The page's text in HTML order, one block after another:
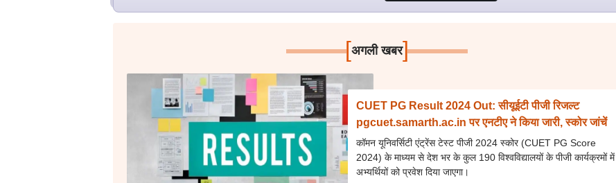
[अगली खबर]
CUET PG Result 2024 Out: सीयूईटी पीजी रिजल्ट
pgcuet.samarth.ac.in पर एनटीए ने किया जारी, स्कोर जांचें
कॉमन यूनिवर्सिटी एंट्रेंस टेस्ट पीजी 2024 स्कोर (CUET PG Score
2024) के माध्यम से देश भर के कुल 190 विश्वविद्यालयों के पीजी कार्यक्रमों में
अभ्यर्थियों को प्रवेश दिया जाएगा।